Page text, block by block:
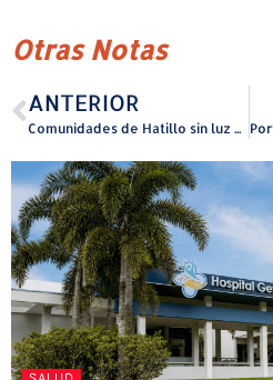
Otras Notas
ANTERIOR
Comunidades de Hatillo sin luz y sin agua tras paso al norte del huracán Erin